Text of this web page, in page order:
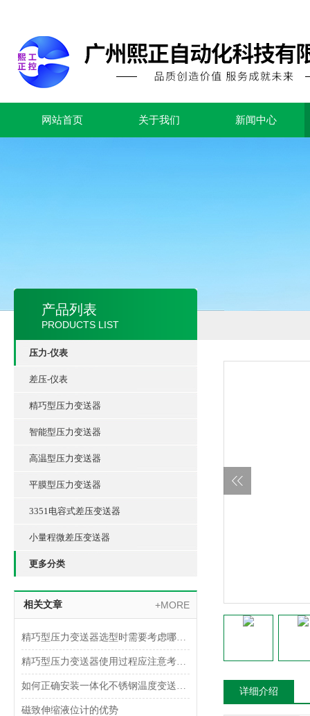
网站首页 关于我们 新闻中心
产品列表
PRODUCTS LIST
压力-仪表
差压-仪表
精巧型压力变送器
智能型压力变送器
高温型压力变送器
平膜型压力变送器
3351电容式差压变送器
小量程微差压变送器
更多分类
相关文章 +MORE
精巧型压力变送器选型时需要考虑哪些因素？
精巧型压力变送器使用过程应注意考虑什么？
如何正确安装一体化不锈钢温度变送器？
磁致伸缩液位计的优势
详细介绍